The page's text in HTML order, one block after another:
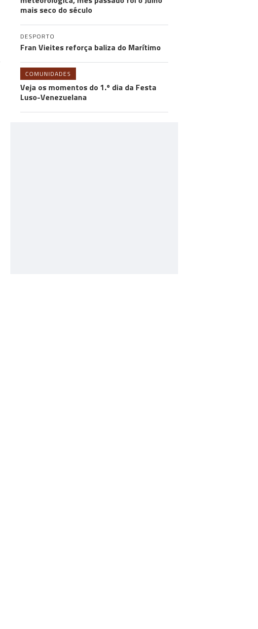
mais seco do século
DESPORTO
Fran Vieites reforça baliza do Marítimo
COMUNIDADES
Veja os momentos do 1.º dia da Festa
Luso-Venezuelana